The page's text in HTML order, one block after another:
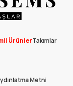
ÜrünlerTakımlar
Metni